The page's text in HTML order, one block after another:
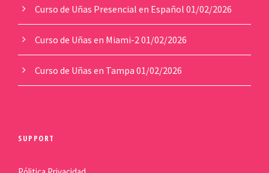
Curso de Uñas Presencial en Español 01/02/2026
Curso de Uñas en Miami-201/02/2026
Curso de Uñas en Tampa 01/02/2026
SUPPORT